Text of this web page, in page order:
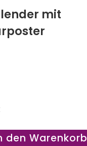
mit
den Warenkorb